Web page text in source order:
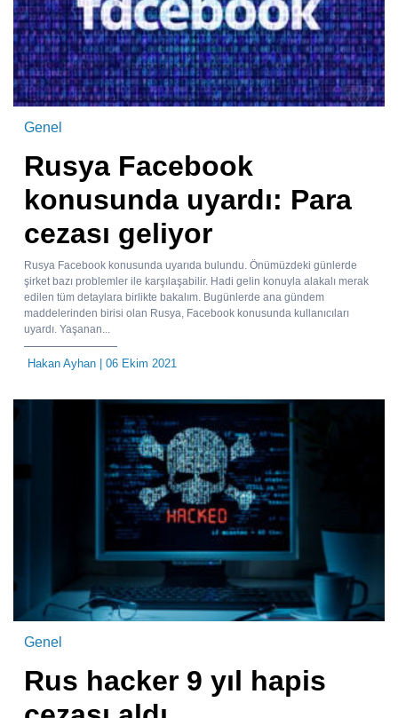
Genel
Rusya Facebook
konusunda uyardı: Para
cezası geliyor
Rusya Facebook konusunda uyarıda bulundu. Önümüzdeki günlerde
şirket bazı problemler ile karşılaşabilir. Hadi gelin konuyla alakalı merak
edilen tüm detaylara birlikte bakalım. Bugünlerde ana gündem
maddelerinden birisi olan Rusya, Facebook konusunda kullanıcıları
uyardı. Yaşanan...
Hakan Ayhan | 06 Ekim 2021
Genel
Rus hacker 9 yıl hapis